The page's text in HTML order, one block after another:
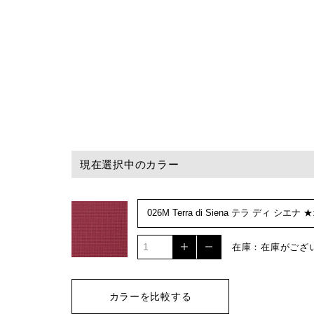
現在選択中のカラー
在庫：在庫がござ
カラーを比較する